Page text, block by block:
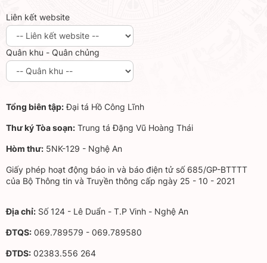
Liên kết website
Quân khu - Quân chủng
Tổng biên tập:Đại tá Hồ Công Lĩnh
Thư ký Tòa soạn: Trung tá Đặng Vũ Hoàng Thái
Hòm thư: 5NK-129 - Nghệ An
Giấy phép hoạt động báo in và báo điện tử số 685/GP-BTTTT
của Bộ Thông tin và Truyền thông cấp ngày 25 - 10 - 2021
Địa chỉ: Số 124 - Lê Duẩn - T.P Vinh - Nghệ An
ĐTQS: 069.789579 - 069.789580
ĐTDS: 02383.556 264